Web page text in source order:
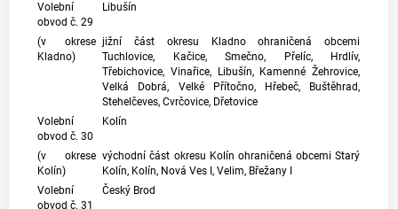
Volební
obvod č. 29
Libušín
(v okrese
Kladno)
jižní část okresu Kladno ohraničená obcemi
Tuchlovice, Kačice, Smečno, Přelíc, Hrdlív,
Třebichovice, Vinařice, Libušín, Kamenné Žehrovice,
Velká Dobrá, Velké Přítočno, Hřebeč, Buštěhrad,
Stehelčeves, Cvrčovice, Dřetovice
Volební
obvod č. 30
Kolín
(v okrese
Kolín)
východní část okresu Kolín ohraničená obcemi Starý
Kolín, Kolín, Nová Ves I, Velim, Břežany I
Volební
obvod č. 31
Český Brod